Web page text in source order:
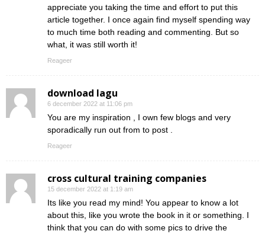
appreciate you taking the time and effort to put this
article together. I once again find myself spending way
to much time both reading and commenting. But so
what, it was still worth it!
Reageer
download lagu
6 december 2022 at 11:06 pm
You are my inspiration , I own few blogs and very
sporadically run out from to post .
Reageer
cross cultural training companies
15 december 2022 at 1:19 am
Its like you read my mind! You appear to know a lot
about this, like you wrote the book in it or something. I
think that you can do with some pics to drive the